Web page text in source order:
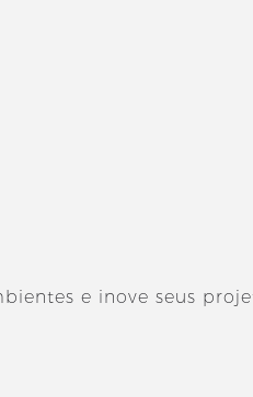
e inove seus